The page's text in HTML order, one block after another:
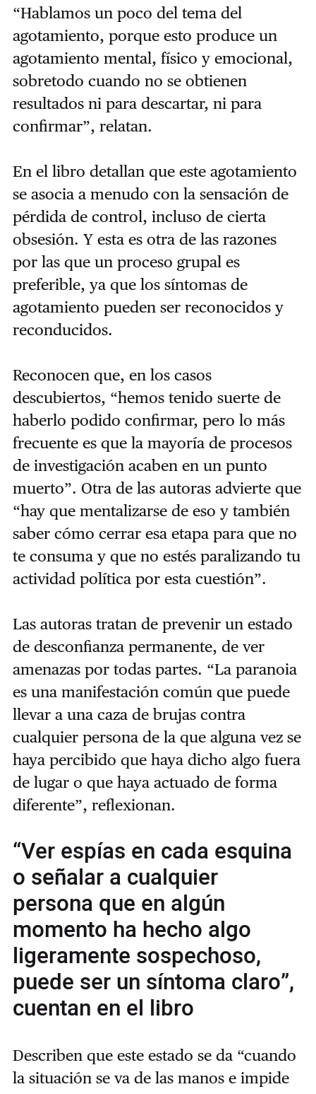
“Hablamos un poco del tema del
agotamiento, porque esto produce un
agotamiento mental, físico y emocional,
sobretodo cuando no se obtienen
resultados ni para descartar, ni para
confirmar”, relatan.
En el libro detallan que este agotamiento
se asocia a menudo con la sensación de
pérdida de control, incluso de cierta
obsesión. Y esta es otra de las razones
por las que un proceso grupal es
preferible, ya que los síntomas de
agotamiento pueden ser reconocidos y
reconducidos.
Reconocen que, en los casos
descubiertos, “hemos tenido suerte de
haberlo podido confirmar, pero lo más
frecuente es que la mayoría de procesos
de investigación acaben en un punto
muerto”. Otra de las autoras advierte que
“hay que mentalizarse de eso y también
saber cómo cerrar esa etapa para que no
te consuma y que no estés paralizando tu
actividad política por esta cuestión”.
Las autoras tratan de prevenir un estado
de desconfianza permanente, de ver
amenazas por todas partes. “La paranoia
es una manifestación común que puede
llevar a una caza de brujas contra
cualquier persona de la que alguna vez se
haya percibido que haya dicho algo fuera
de lugar o que haya actuado de forma
diferente”, reflexionan.
“Ver espías en cada esquina
o señalar a cualquier
persona que en algún
momento ha hecho algo
ligeramente sospechoso,
puede ser un síntoma claro”,
cuentan en el libro
Describen que este estado se da “cuando
la situación se va de las manos e impide